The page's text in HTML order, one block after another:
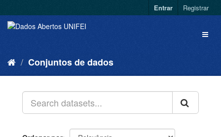
Entrar Registrar
Conjuntos de dados